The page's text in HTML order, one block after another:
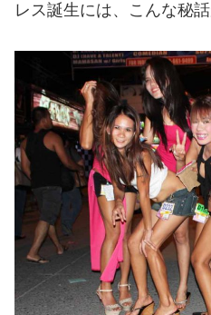
レス誕生には、こんな秘